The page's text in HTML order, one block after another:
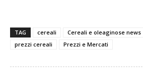
TAG cereali Cereali e oleaginose news
prezzi cereali
Prezzi e Mercati